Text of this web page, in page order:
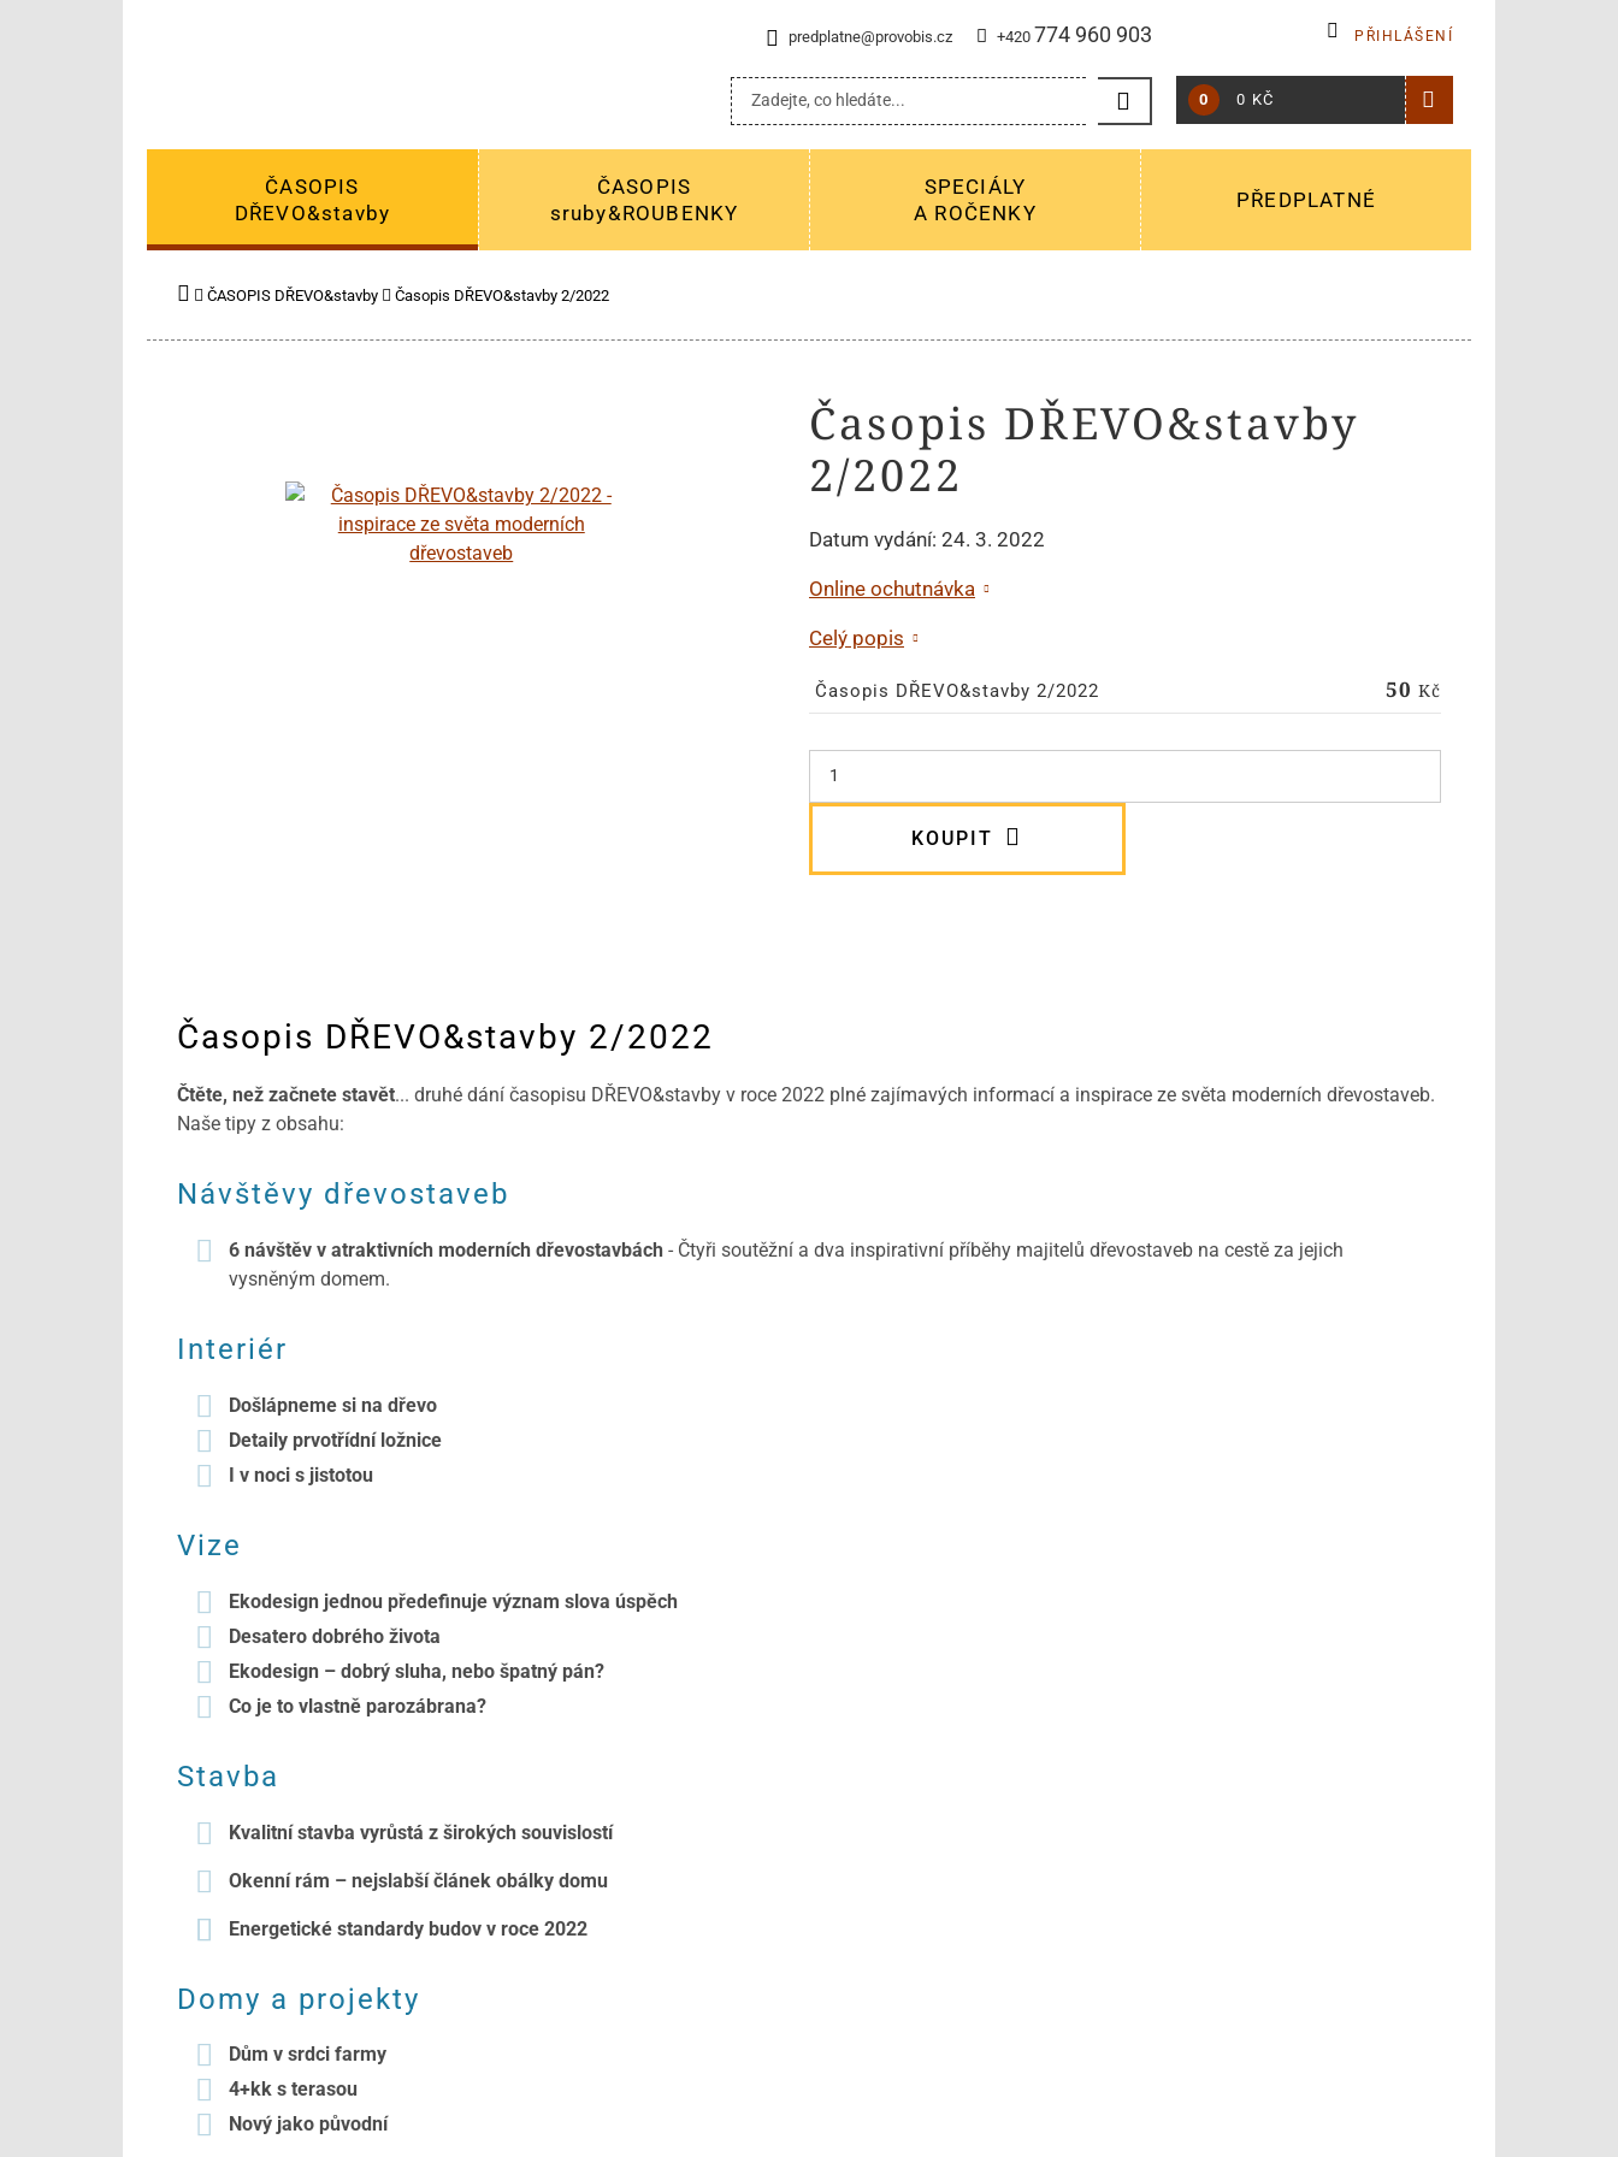
predplatne@provobis.cz +420 774 960 903 PŘIHLÁŠENÍ
0 0 KČ
ČASOPIS
DŘEVO&stavby
ČASOPIS
sruby&ROUBENKY
SPECIÁLY
A ROČENKY
PŘEDPLATNÉ
ČASOPIS DŘEVO&stavby Časopis DŘEVO&stavby 2/2022
Časopis DŘEVO&stavby
2/2022
Datum vydání: 24. 3. 2022
Online ochutnávka
Celý popis
Časopis DŘEVO&stavby 2/2022 50 Kč
KOUPIT
Časopis DŘEVO&stavby 2/2022
Čtěte, než začnete stavět... druhé dání časopisu DŘEVO&stavby v roce 2022 plné zajímavých informací a inspirace ze světa moderních dřevostaveb.
Naše tipy z obsahu:
Návštěvy dřevostaveb
6 návštěv v atraktivních moderních dřevostavbách - Čtyři soutěžní a dva inspirativní příběhy majitelů dřevostaveb na cestě za jejich
vysněným domem.
Interiér
Došlápneme si na dřevo
Detaily prvotřídní ložnice
I v noci s jistotou
Vize
Ekodesign jednou předefinuje význam slova úspěch
Desatero dobrého života
Ekodesign – dobrý sluha, nebo špatný pán?
Co je to vlastně parozábrana?
Stavba
Kvalitní stavba vyrůstá z širokých souvislostí
Okenní rám – nejslabší článek obálky domu
Energetické standardy budov v roce 2022
Domy a projekty
Dům v srdci farmy
4+kk s terasou
Nový jako původní